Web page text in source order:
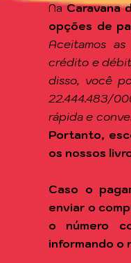
NaCaravana
opções de
Aceitamos
crédito e
disso, você
22.444.483/
rápida e
Portanto,
os nossos
Caso o
enviar o
o número
informando o